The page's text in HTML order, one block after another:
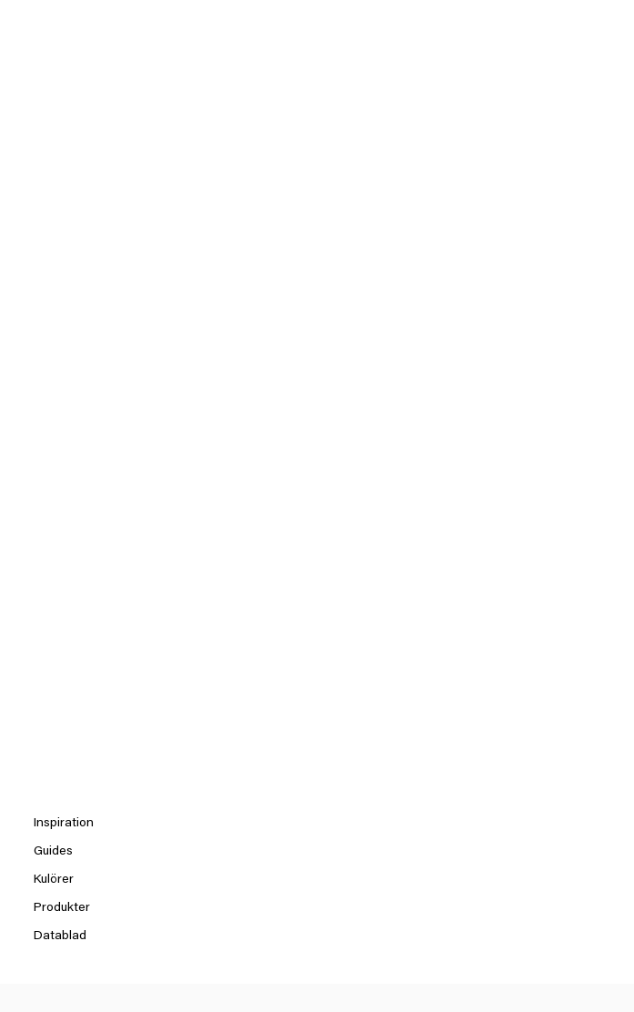
Inspiration
Guides
Kulörer
Produkter
Datablad